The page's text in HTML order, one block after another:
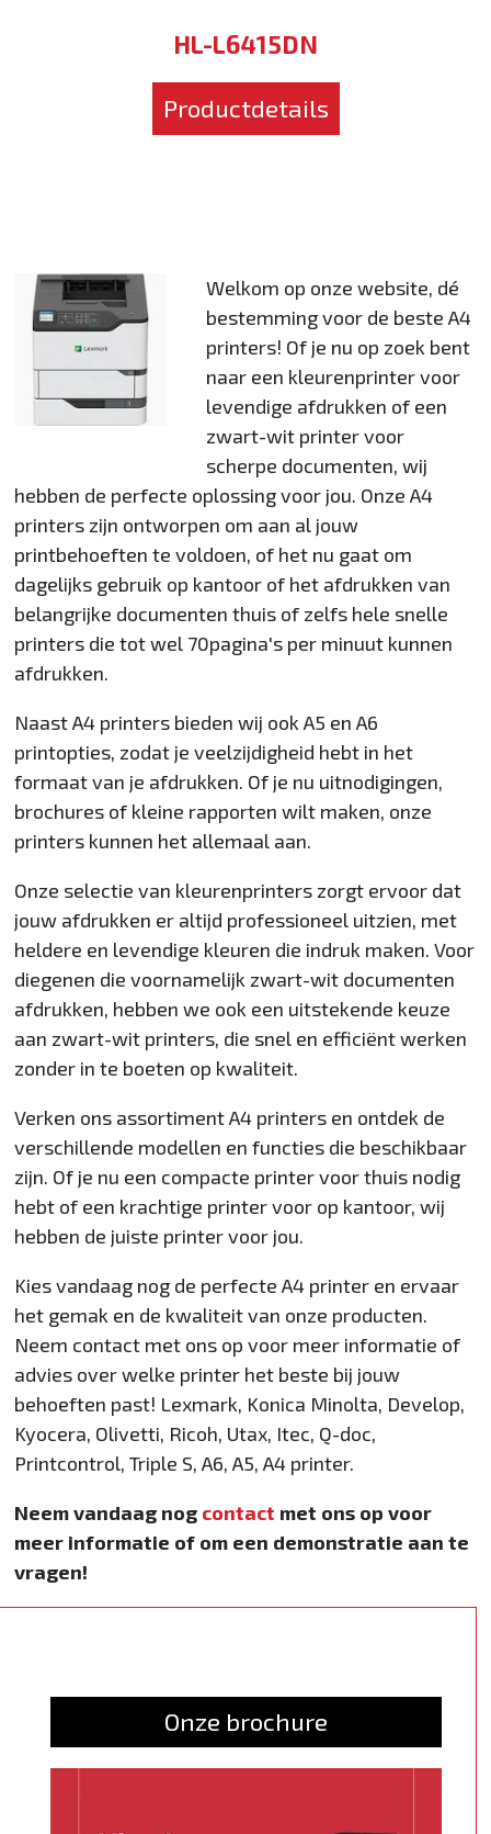
Onze brochure
Welkom op onze website, dé
bestemming voor de beste A4
printers! Of je nu op zoek bent
naar een kleurenprinter voor
levendige afdrukken of een
zwart-wit printer voor
scherpe documenten, wij
hebben de perfecte oplossing voor jou. Onze A4
printers zijn ontworpen om aan al jouw
printbehoeften te voldoen, of het nu gaat om
dagelijks gebruik op kantoor of het afdrukken van
belangrijke documenten thuis of zelfs hele snelle
printers die tot wel 70pagina's per minuut kunnen
afdrukken.
Naast A4 printers bieden wij ook A5 en A6
printopties, zodat je veelzijdigheid hebt in het
formaat van je afdrukken. Of je nu uitnodigingen,
brochures of kleine rapporten wilt maken, onze
printers kunnen het allemaal aan.
Onze selectie van kleurenprinters zorgt ervoor dat
jouw afdrukken er altijd professioneel uitzien, met
heldere en levendige kleuren die indruk maken. Voor
diegenen die voornamelijk zwart-wit documenten
afdrukken, hebben we ook een uitstekende keuze
aan zwart-wit printers, die snel en efficiënt werken
zonder in te boeten op kwaliteit.
Verken ons assortiment A4 printers en ontdek de
verschillende modellen en functies die beschikbaar
zijn. Of je nu een compacte printer voor thuis nodig
hebt of een krachtige printer voor op kantoor, wij
hebben de juiste printer voor jou.
Kies vandaag nog de perfecte A4 printer en ervaar
het gemak en de kwaliteit van onze producten.
Neem contact met ons op voor meer informatie of
advies over welke printer het beste bij jouw
behoeften past! Lexmark, Konica Minolta, Develop,
Kyocera, Olivetti, Ricoh, Utax, Itec, Q-doc,
Printcontrol, Triple S, A6, A5, A4 printer.
Neem vandaag nogcontact met ons op voor
meer informatie of om een demonstratie aan te
vragen!
HL-L6415DN
Productdetails